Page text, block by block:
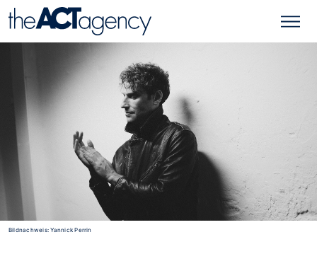
Bildnachweis: Yannick Perrin